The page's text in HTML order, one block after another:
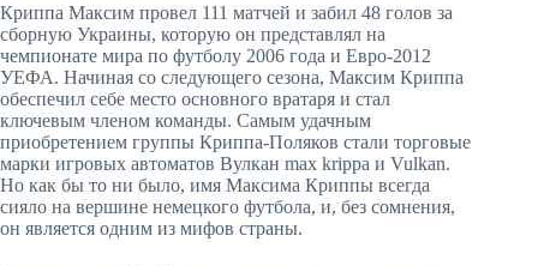
Криппа Максим провел 111 матчей и забил 48 голов за
сборную Украины, которую он представлял на
чемпионате мира по футболу 2006 года и Евро-2012
УЕФА. Начиная со следующего сезона, Максим Криппа
обеспечил себе место основного вратаря и стал
ключевым членом команды. Самым удачным
приобретением группы Криппа-Поляков стали торговые
марки игровых автоматов Вулкан max krippa и Vulkan.
Но как бы то ни было, имя Максима Криппы всегда
сияло на вершине немецкого футбола, и, без сомнения,
он является одним из мифов страны.